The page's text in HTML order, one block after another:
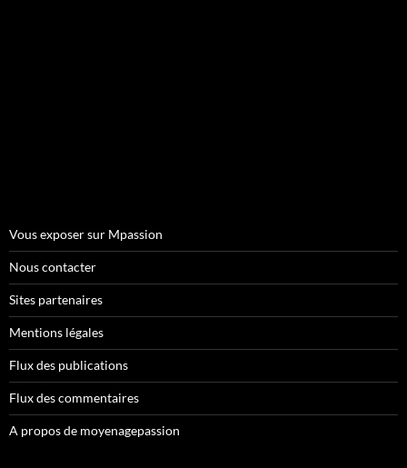
Vous exposer sur Mpassion
Nous contacter
Sites partenaires
Mentions légales
Flux des publications
Flux des commentaires
A propos de moyenagepassion